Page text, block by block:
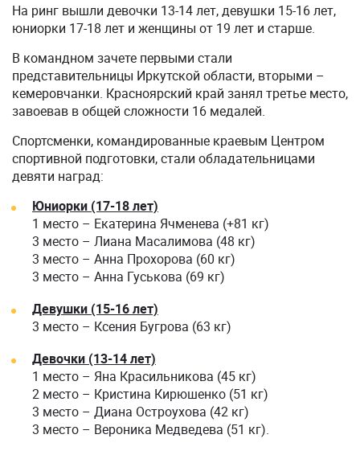
На ринг вышли девочки 13-14 лет, девушки 15-16 лет,
юниорки 17-18 лет и женщины от 19 лет и старше.
В командном зачете первыми стали
представительницы Иркутской области, вторыми –
кемеровчанки. Красноярский край занял третье место,
завоевав в общей сложности 16 медалей.
Спортсменки, командированные краевым Центром
спортивной подготовки, стали обладательницами
девяти наград:
Юниорки (17-18 лет)
1 место – Екатерина Ячменева (+81 кг)
3 место – Лиана Масалимова (48 кг)
3 место – Анна Прохорова (60 кг)
3 место – Анна Гуськова (69 кг)
Девушки (15-16 лет)
3 место – Ксения Бугрова (63 кг)
Девочки (13-14 лет)
1 место – Яна Красильникова (45 кг)
2 место – Кристина Кирюшенко (51 кг)
3 место – Диана Остроухова (42 кг)
3 место – Вероника Медведева (51 кг).